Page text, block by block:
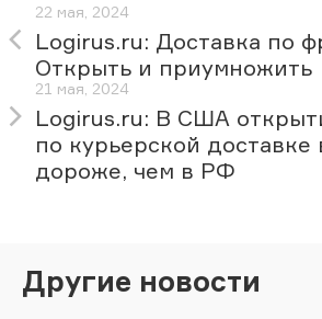
22 мая, 2024
Logirus.ru: Доставка по
Открыть и приумножить
21 мая, 2024
Logirus.ru: В США
по курьерской доставке
дороже, чем в РФ
Другие новости